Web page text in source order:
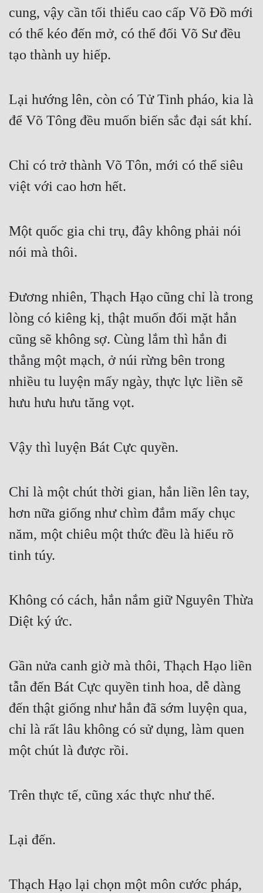
cung, vậy cần tối thiểu cao cấp Võ Đồ mới
có thể kéo đến mở, có thể đối Võ Sư đều
tạo thành uy hiếp.
Lại hướng lên, còn có Tử Tinh pháo, kia là
để Võ Tông đều muốn biến sắc đại sát khí.
Chỉ có trở thành Võ Tôn, mới có thể siêu
việt với cao hơn hết.
Một quốc gia chi trụ, đây không phải nói
nói mà thôi.
Đương nhiên, Thạch Hạo cũng chỉ là trong
lòng có kiêng kị, thật muốn đối mặt hắn
cũng sẽ không sợ. Cùng lắm thì hắn đi
thẳng một mạch, ở núi rừng bên trong
nhiều tu luyện mấy ngày, thực lực liền sẽ
hưu hưu hưu tăng vọt.
Vậy thì luyện Bát Cực quyền.
Chỉ là một chút thời gian, hắn liền lên tay,
hơn nữa giống như chìm đắm mấy chục
năm, một chiêu một thức đều là hiểu rõ
tinh túy.
Không có cách, hắn nắm giữ Nguyên Thừa
Diệt ký ức.
Gần nửa canh giờ mà thôi, Thạch Hạo liền
tẫn đến Bát Cực quyền tinh hoa, dễ dàng
đến thật giống như hắn đã sớm luyện qua,
chỉ là rất lâu không có sử dụng, làm quen
một chút là được rồi.
Trên thực tế, cũng xác thực như thế.
Lại đến.
Thạch Hạo lại chọn một môn cước pháp,